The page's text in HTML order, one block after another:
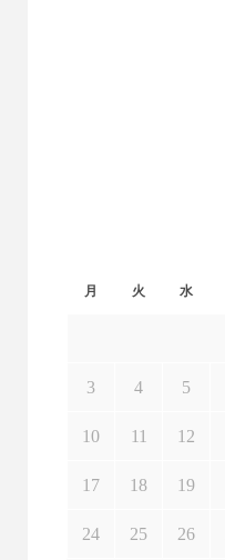
月 火 水
3 4 5
10 11 12
17 18 19
24 25 26